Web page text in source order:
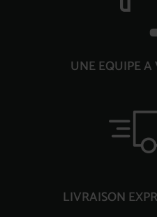
UNE EQUIPE A
LIVRAISON